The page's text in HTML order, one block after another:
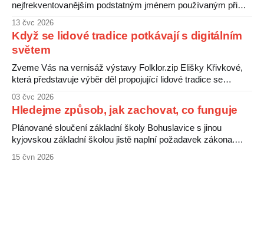
nejfrekventovanějším podstatným jménem používaným při
nákupu čehokoliv. V peněženkách pak máme slevové karty
od různých obchodníků, ti šťastnější kartu benefitů od svého
zaměstnavatele a ti nejšťastnější Kyjovskou kartu od
komunálních politiků. Že karty jsou čertovy obrázky, ukazuje
následující srovnání. Obchodníci si
13 čvc 2026
Když se lidové tradice potkávají s digitálním
světem
Zveme Vás na vernisáž výstavy Folklor.zip Elišky Křivkové,
která představuje výběr děl propojující lidové tradice se
současnými digitálními médii. Folklorní motivy zde nevystupují
jako uzavřená minulost, ale jako živý a proměnlivý jazyk, jenž
nachází nové podoby prostřednictvím digitální grafiky. Výstava
ukazuje, jak se tradice v době internetu a sociálních
03 čvc 2026
Hledejme způsob, jak zachovat, co funguje
Plánované sloučení základní školy Bohuslavice s jinou
kyjovskou základní školou jistě naplní požadavek zákona.
Hrozí ale, že za to zaplatí děti a jejich rodiče. Bohuslavická
15 čvn 2026